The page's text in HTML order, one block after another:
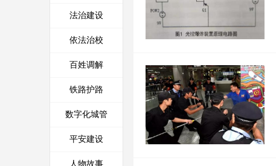
法治建设
依法治校
百姓调解
铁路护路
数字化城管
平安建设
人物故事